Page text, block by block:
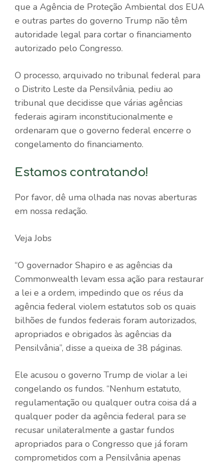
que a Agência de Proteção Ambiental dos EUA
e outras partes do governo Trump não têm
autoridade legal para cortar o financiamento
autorizado pelo Congresso.
O processo, arquivado no tribunal federal para
o Distrito Leste da Pensilvânia, pediu ao
tribunal que decidisse que várias agências
federais agiram inconstitucionalmente e
ordenaram que o governo federal encerre o
congelamento do financiamento.
Estamos contratando!
Por favor, dê uma olhada nas novas aberturas
em nossa redação.
Veja Jobs
“O governador Shapiro e as agências da
Commonwealth levam essa ação para restaurar
a lei e a ordem, impedindo que os réus da
agência federal violem estatutos sob os quais
bilhões de fundos federais foram autorizados,
apropriados e obrigados às agências da
Pensilvânia”, disse a queixa de 38 páginas.
Ele acusou o governo Trump de violar a lei
congelando os fundos. “Nenhum estatuto,
regulamentação ou qualquer outra coisa dá a
qualquer poder da agência federal para se
recusar unilateralmente a gastar fundos
apropriados para o Congresso que já foram
comprometidos com a Pensilvânia apenas